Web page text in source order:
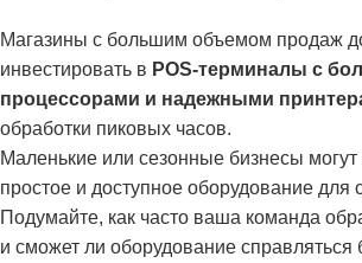
Магазины с большим объемом продаж
инвестировать в POS-терминалы с
процессорами и надежными
обработки пиковых часов.
Маленькие или сезонные бизнесы
простое и доступное оборудование для
Подумайте, как часто ваша команда
и сможет ли оборудование справляться